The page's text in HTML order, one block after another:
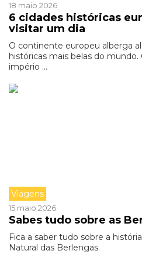
18 maio 2026
6 cidades históricas
visitar um dia
O continente europeu alberga
históricas mais belas do mundo.
império ...
Viagens
15 maio 2026
Sabes tudo sobre as
Fica a saber tudo sobre a
Natural das Berlengas.